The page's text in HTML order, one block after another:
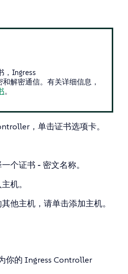
，Ingress
解密通信。有关详细信息，
。
，单击证书选项卡。
个证书 - 密文名称。
机。
他主机，请单击添加主机。
你的 Ingress Controller